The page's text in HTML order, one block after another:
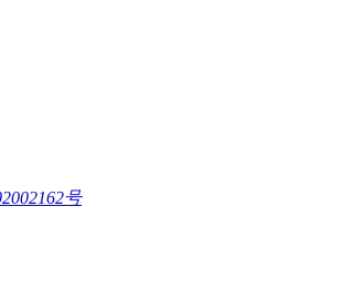
号